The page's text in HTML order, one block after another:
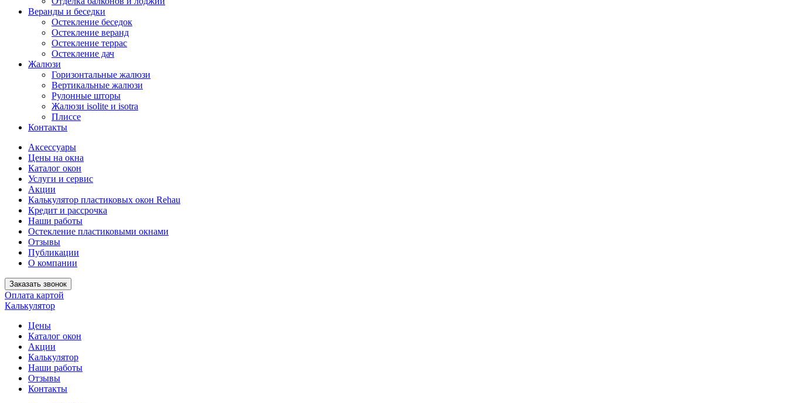
Веранды и беседки
Остекление беседок
Остекление веранд
Остекление террас
Остекление дач
Жалюзи
Горизонтальные жалюзи
Вертикальные жалюзи
Рулонные шторы
Жалюзи isolite и isotra
Плиссе
Контакты
Аксессуары
Цены на окна
Каталог окон
Услуги и сервис
Акции
Калькулятор пластиковых окон Rehau
Кредит и рассрочка
Наши работы
Остекление пластиковыми окнами
Отзывы
Публикации
О компании
Заказать звонок
Оплата картой
Калькулятор
Цены
Каталог окон
Акции
Калькулятор
Наши работы
Отзывы
Контакты